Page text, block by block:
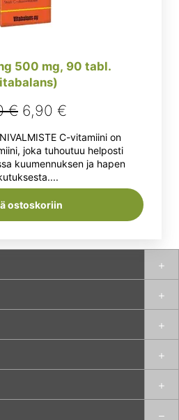
500 mg, 90 tabl.
€ Alkuperäinen
hinta
oli:
7,50 €.
6,90 €Nykyinen
hinta
on:
6,90 €.
C-vitamiini on
joka tuhoutuu helposti
kuumennuksen ja hapen
ostoskoriin